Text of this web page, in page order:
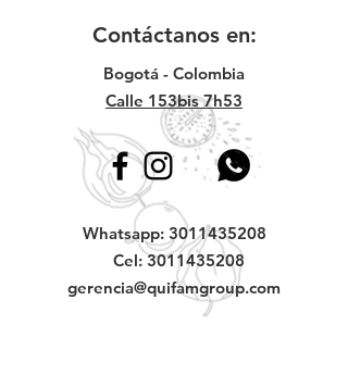
Contáctanos en:
Whatsapp: 3011435208
Cel:3011435208
gerencia@quifamgroup.com
Bogotá - Colombia
Calle 153bis 7h53